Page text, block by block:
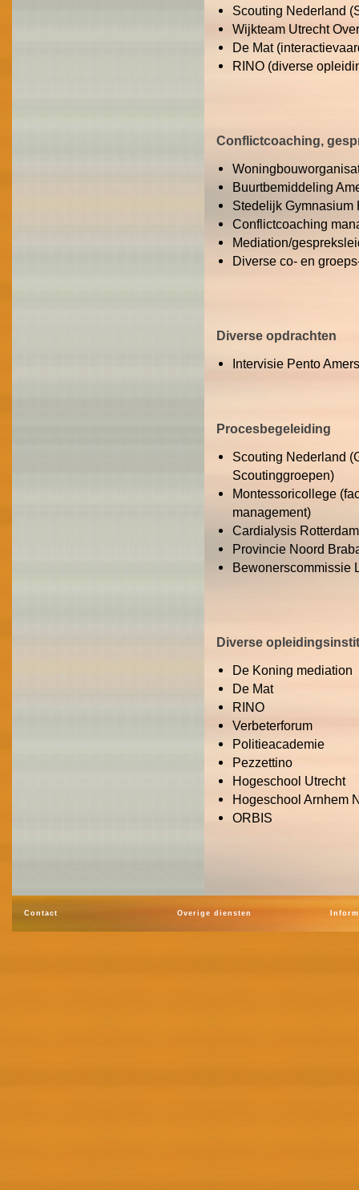
Scouting Nederland
Wijkteam Utrecht
De Mat
RINO (diverse
Conflictcoaching,
Buurtbemiddeling
Stedelijk Gymnasium
Conflictcoaching
Mediation/
Diverse co- en
Diverse opdrachten
Intervisie Pento
Procesbegeleiding
Scouting Nederland
Scoutinggroepen)
Montessoricollege
management)
Cardialysis
Provincie Noord
Bewonerscommissie
Diverse
De Koning mediation
De Mat
RINO
Verbeterforum
Politieacademie
Pezzettino
Hogeschool Utrecht
Hogeschool Arnhem
ORBIS
Contact Overige diensten